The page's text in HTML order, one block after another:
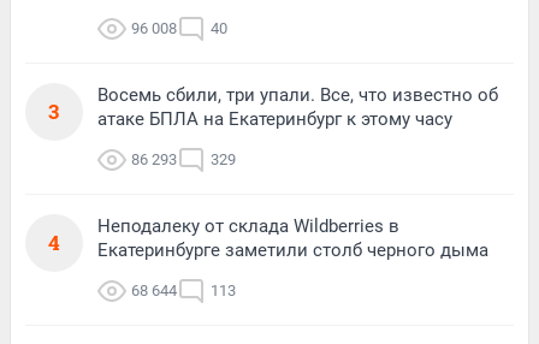
96 008 40
3
Восемь сбили, три упали. Все, что известно об
атаке БПЛА на Екатеринбург к этому часу
86 293 329
4
Неподалеку от склада Wildberries в
Екатеринбурге заметили столб черного дыма
68 644 113